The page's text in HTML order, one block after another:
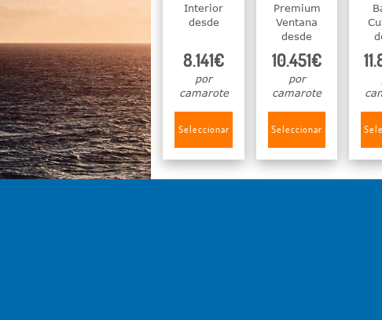
Interior
desde
8.141€
por
camarote
Seleccionar
Premium
Ventana
desde
10.451€
por
camarote
Seleccionar